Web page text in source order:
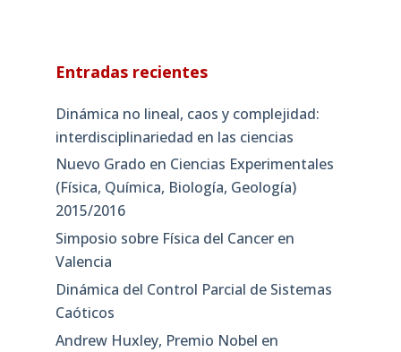
Entradas recientes
Dinámica no lineal, caos y complejidad:
interdisciplinariedad en las ciencias
Nuevo Grado en Ciencias Experimentales
(Física, Química, Biología, Geología)
2015/2016
Simposio sobre Física del Cancer en
Valencia
Dinámica del Control Parcial de Sistemas
Caóticos
Andrew Huxley, Premio Nobel en